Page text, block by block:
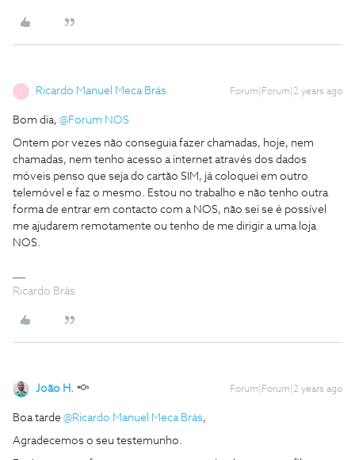
R Ricardo Manuel Meca Brás Forum|Forum|2 years ago
Bom dia, @Forum NOS
Ontem por vezes não conseguia fazer chamadas, hoje, nem
chamadas, nem tenho acesso a internet através dos dados
móveis penso que seja do cartão SIM, já coloquei em outro
telemóvel e faz o mesmo. Estou no trabalho e não tenho outra
forma de entrar em contacto com a NOS, não sei se é possível
me ajudarem remotamente ou tenho de me dirigir a uma loja
NOS.
Ricardo Brás
João H. Forum|Forum|2 years ago
Boa tarde @Ricardo Manuel Meca Brás,
Agradecemos o seu testemunho.